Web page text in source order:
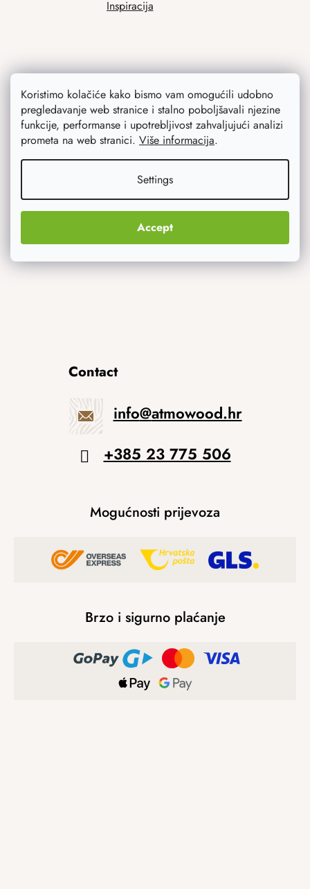
Koristimo kolačiće kako bismo vam omogućili udobno
pregledavanje web stranice i stalno poboljšavali njezine
funkcije, performanse i upotrebljivost zahvaljujući analizi
prometa na web stranici. Više informacija.
Settings
Accept
Inspiracija
Ono što vas najviše zanima
Originalni pokloni
Contact
info@atmowood.hr
+385 23 775 506
Mogućnosti prijevoza
Brzo i sigurno plaćanje